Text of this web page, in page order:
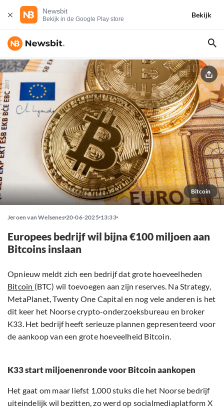
Newsbit
Bekijk in de Google Play store
Bekijk
Bitcoin
Jeroen van Welsenes 20-06-2025 13:33
Europees bedrijf wil bijna €100 miljoen aan
Bitcoins inslaan
Opnieuw meldt zich een bedrijf dat grote hoeveelheden
Bitcoin (BTC) wil toevoegen aan zijn reserves. Na Strategy,
MetaPlanet, Twenty One Capital en nog vele anderen is het
dit keer het Noorse crypto-onderzoeksbureau en broker
K33. Het bedrijf heeft serieuze plannen gepresenteerd voor
de aankoop van een grote hoeveelheid Bitcoin.
K33 start miljoenenronde voor Bitcoin aankopen
Het gaat om maar liefst 1.000 stuks die het Noorse bedrijf
uiteindelijk wil bezitten, zo werd op socialmediaplatform X